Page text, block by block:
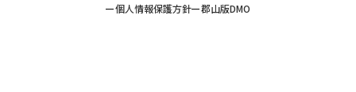
個人情報保護方針
郡山版DMO